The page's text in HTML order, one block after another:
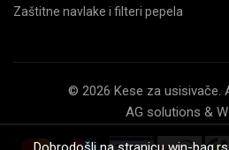
Zaštitne navlake i filteri pepela
© 2026 Kese za usisivače.
AG solutions &